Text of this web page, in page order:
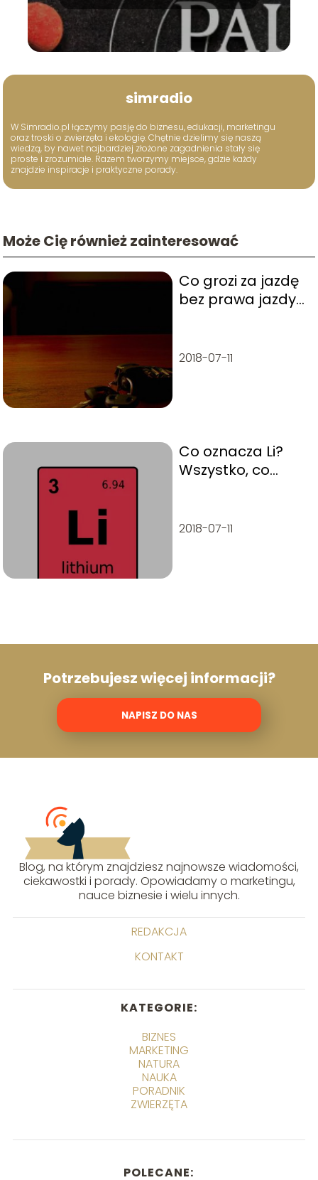
simradio
W Simradio.pl łączymy pasję do biznesu, edukacji, marketingu
oraz troski o zwierzęta i ekologię. Chętnie dzielimy się naszą
wiedzą, by nawet najbardziej złożone zagadnienia stały się
proste i zrozumiałe. Razem tworzymy miejsce, gdzie każdy
znajdzie inspiracje i praktyczne porady.
Może Cię również zainteresować
Co grozi za jazdę
bez prawa jazdy?
2018-07-11
Co oznacza Li?
Wszystko, co
2018-07-11
Potrzebujesz więcej informacji?
NAPISZ DO NAS
Blog, na którym znajdziesz najnowsze wiadomości,
ciekawostki i porady. Opowiadamy o marketingu,
nauce biznesie i wielu innych.
REDAKCJA
KONTAKT
KATEGORIE:
BIZNES
MARKETING
NATURA
NAUKA
PORADNIK
ZWIERZĘTA
POLECANE: